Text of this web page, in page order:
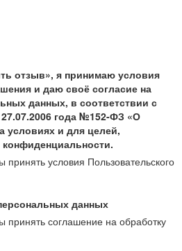
отзыв», я принимаю условия
и даю своё согласие на
данных, в соответствии с
года №152-ФЗ «О
условиях и для целей,
условия Пользовательского
данных
соглашение на обработку